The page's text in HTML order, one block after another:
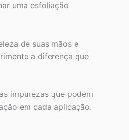
uma esfoliação
de suas mãos e
a diferença que
impurezas que podem
em cada aplicação.